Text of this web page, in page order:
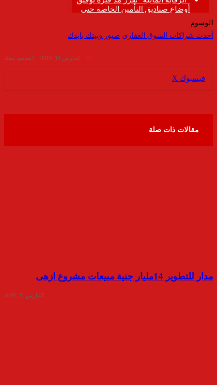
الوسوم
أحدث شراكات السوق العقارى صبور وبيتك بايدك
محمود مقلد مارس 19, 2019 527
فيسبوك ‫X
مقالات ذات صلة
مدار للتطوير 14مليار جنية مبيعات مشروع ازهى
مارس 21, 2019